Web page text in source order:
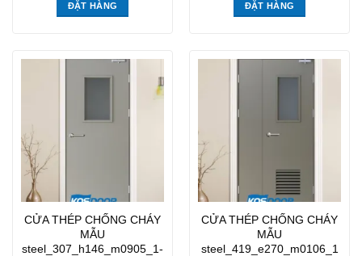
ĐẶT HÀNG ĐẶT HÀNG
CỬA THÉP CHỐNG CHÁY
MẪU
steel_307_h146_m0905_1-
CỬA THÉP CHỐNG CHÁY
MẪU
steel_419_e270_m0106_1